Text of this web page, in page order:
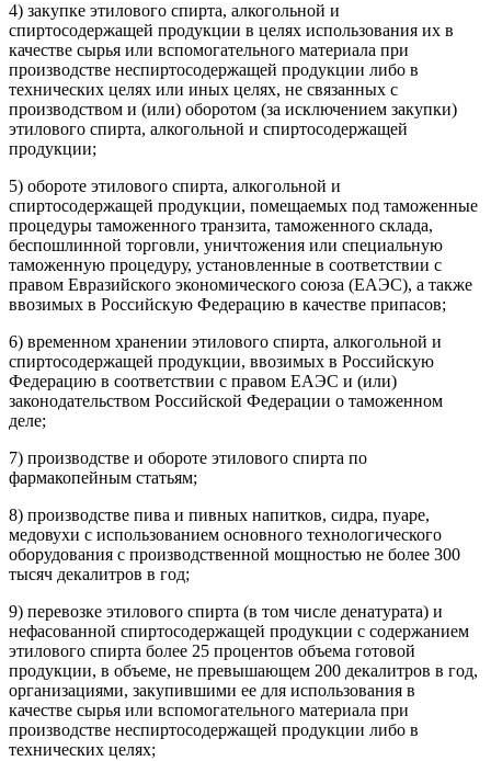
4) закупке этилового спирта, алкогольной и
спиртосодержащей продукции в целях использования их в
качестве сырья или вспомогательного материала при
производстве неспиртосодержащей продукции либо в
технических целях или иных целях, не связанных с
производством и (или) оборотом (за исключением закупки)
этилового спирта, алкогольной и спиртосодержащей
продукции;
5) обороте этилового спирта, алкогольной и
спиртосодержащей продукции, помещаемых под таможенные
процедуры таможенного транзита, таможенного склада,
беспошлинной торговли, уничтожения или специальную
таможенную процедуру, установленные в соответствии с
правом Евразийского экономического союза (ЕАЭС), а также
ввозимых в Российскую Федерацию в качестве припасов;
6) временном хранении этилового спирта, алкогольной и
спиртосодержащей продукции, ввозимых в Российскую
Федерацию в соответствии с правом ЕАЭС и (или)
законодательством Российской Федерации о таможенном
деле;
7) производстве и обороте этилового спирта по
фармакопейным статьям;
8) производстве пива и пивных напитков, сидра, пуаре,
медовухи с использованием основного технологического
оборудования с производственной мощностью не более 300
тысяч декалитров в год;
9) перевозке этилового спирта (в том числе денатурата) и
нефасованной спиртосодержащей продукции с содержанием
этилового спирта более 25 процентов объема готовой
продукции, в объеме, не превышающем 200 декалитров в год,
организациями, закупившими ее для использования в
качестве сырья или вспомогательного материала при
производстве неспиртосодержащей продукции либо в
технических целях;